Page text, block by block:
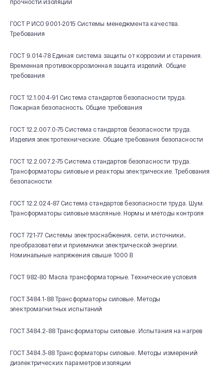
прочности изоляции
ГОСТ Р ИСО 9001-2015 Системы менеджмента качества.
Требования
ГОСТ 9.014-78 Единая система защиты от коррозии и старения.
Временная противокоррозионная защита изделий. Общие
требования
ГОСТ 12.1.004-91 Система стандартов безопасности труда.
Пожарная безопасность. Общие требования
ГОСТ 12.2.007.0-75 Система стандартов безопасности труда.
Изделия электротехнические. Общие требования безопасности
ГОСТ 12.2.007.2-75 Система стандартов безопасности труда.
Трансформаторы силовые и реакторы электрические. Требования
безопасности
ГОСТ 12.2.024-87 Система стандартов безопасности труда. Шум.
Трансформаторы силовые масляные. Нормы и методы контроля
ГОСТ 721-77 Системы электроснабжения, сети, источники,
преобразователи и приемники электрической энергии.
Номинальные напряжения свыше 1000 В
ГОСТ 982-80 Масла трансформаторные. Технические условия
ГОСТ 3484.1-88 Трансформаторы силовые. Методы
электромагнитных испытаний
ГОСТ 3484.2-88 Трансформаторы силовые. Испытания на нагрев
ГОСТ 3484.3-88 Трансформаторы силовые. Методы измерений
диэлектрических параметров изоляции